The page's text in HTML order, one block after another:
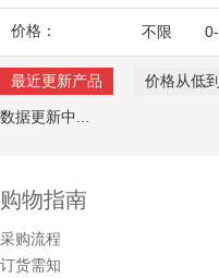
价格： 不限
最近更新产品 价格从低
数据更新中...
购物指南
采购流程
订货需知